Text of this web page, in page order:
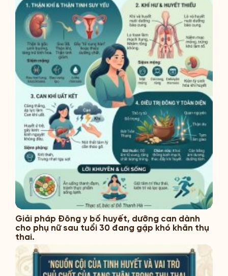
Giải pháp Đông y bổ huyết, dưỡng can dành
cho phụ nữ sau tuổi 30 đang gặp khó khăn thụ
thai.